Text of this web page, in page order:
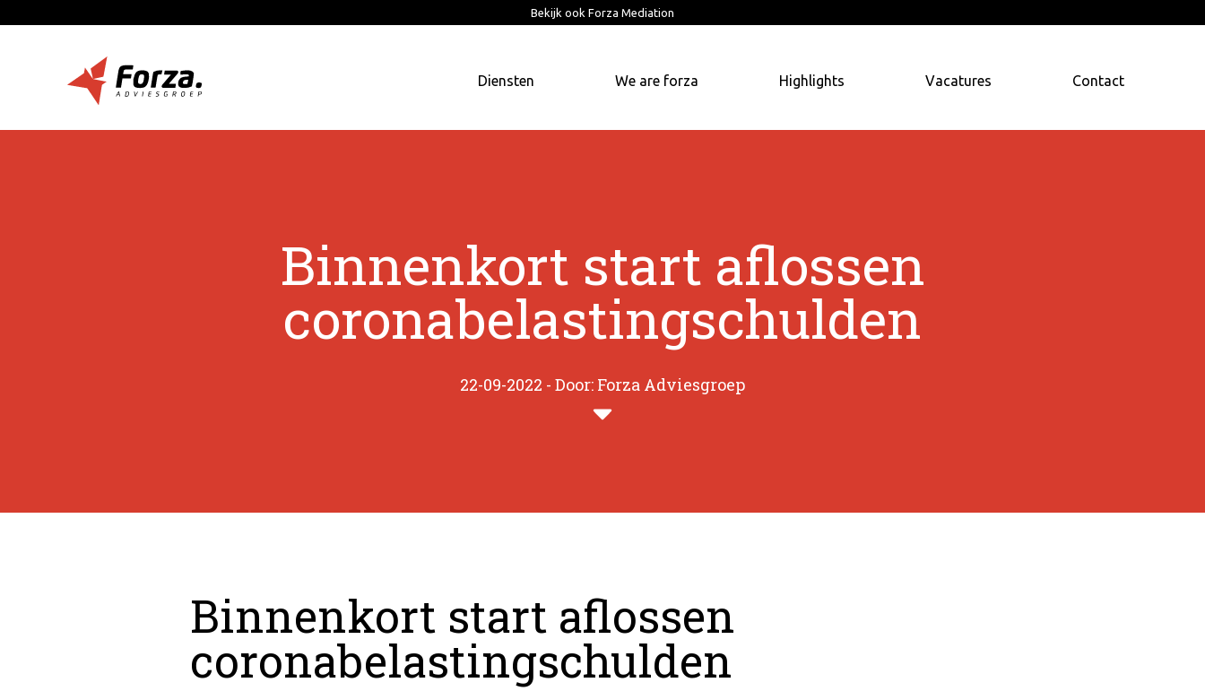
Bekijk ook Forza Mediation
Diensten We are forza Highlights Vacatures Contact
Binnenkort start aflossen
coronabelastingschulden
22-09-2022 - Door: Forza Adviesgroep
Binnenkort start aflossen
coronabelastingschulden